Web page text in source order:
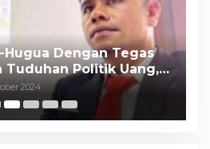
Hugua Dengan Tegas
Tuduhan Politik Uang,
Dilaksanakan Oleh
2024